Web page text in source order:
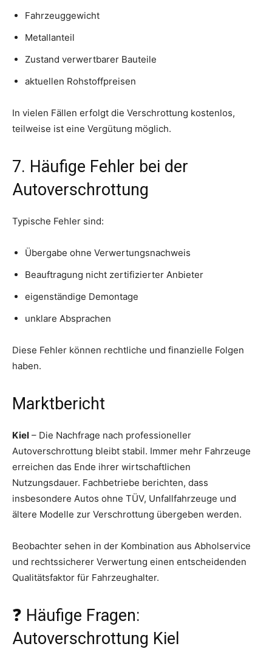
Fahrzeuggewicht
Metallanteil
Zustand verwertbarer Bauteile
aktuellen Rohstoffpreisen
In vielen Fällen erfolgt die Verschrottung kostenlos,
teilweise ist eine Vergütung möglich.
7. Häufige Fehler bei der
Autoverschrottung
Typische Fehler sind:
Übergabe ohne Verwertungsnachweis
Beauftragung nicht zertifizierter Anbieter
eigenständige Demontage
unklare Absprachen
Diese Fehler können rechtliche und finanzielle Folgen
haben.
Marktbericht
Kiel – Die Nachfrage nach professioneller
Autoverschrottung bleibt stabil. Immer mehr Fahrzeuge
erreichen das Ende ihrer wirtschaftlichen
Nutzungsdauer. Fachbetriebe berichten, dass
insbesondere Autos ohne TÜV, Unfallfahrzeuge und
ältere Modelle zur Verschrottung übergeben werden.
Beobachter sehen in der Kombination aus Abholservice
und rechtssicherer Verwertung einen entscheidenden
Qualitätsfaktor für Fahrzeughalter.
❓ Häufige Fragen:
Autoverschrottung Kiel